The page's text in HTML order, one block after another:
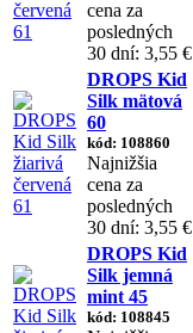
cena za
posledných
30 dní: 3,55 €
DROPS Kid
Silk mätová
60
kód: 108860
Najnižšia
cena za
posledných
30 dní: 3,55 €
DROPS Kid
Silk jemná
mint 45
kód: 108845